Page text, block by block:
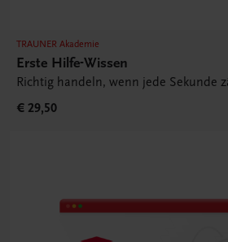
TRAUNER Akademie
Erste Hilfe-Wissen
Richtig handeln, wenn jede Sekunde
€ 29,50